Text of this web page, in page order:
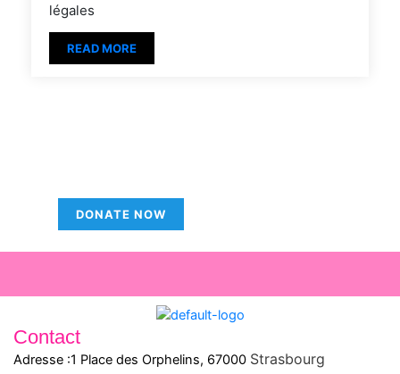
légales
READ MORE
DONATE NOW
Contact
Adresse :1 Place des Orphelins, 67000 Strasbourg